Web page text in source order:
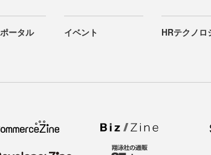
ータル イベント HRテクノロ